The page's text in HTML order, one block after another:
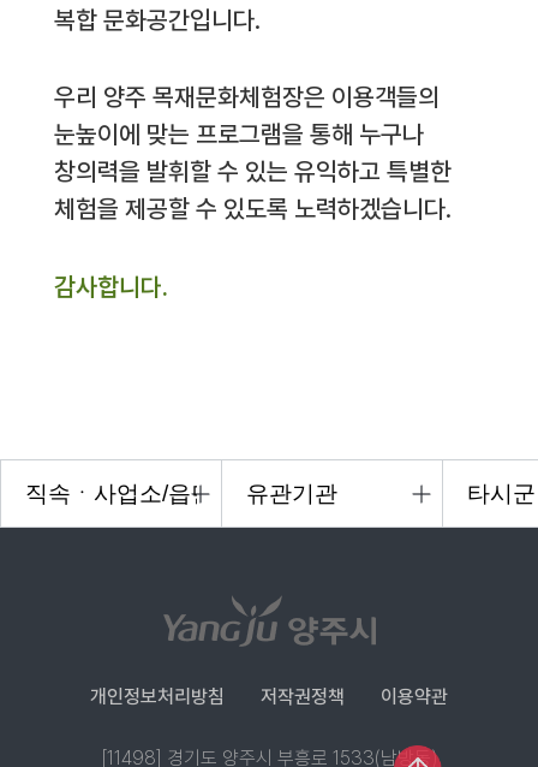
복합 문화공간입니다.
우리 양주 목재문화체험장은 이용객들의
눈높이에 맞는 프로그램을 통해 누구나
창의력을 발휘할 수 있는 유익하고 특별한
체험을 제공할 수 있도록 노력하겠습니다.
감사합니다.
개인정보처리방침 저작권정책 이용약관
[11498] 경기도 양주시 부흥로 1533(남방동)